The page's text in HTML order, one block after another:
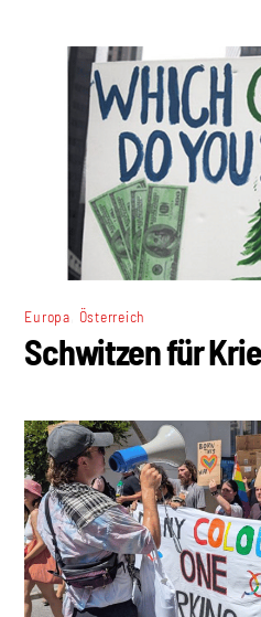
Europa Österreich
Schwitzen für